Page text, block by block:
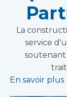
La
service
En savoir plus